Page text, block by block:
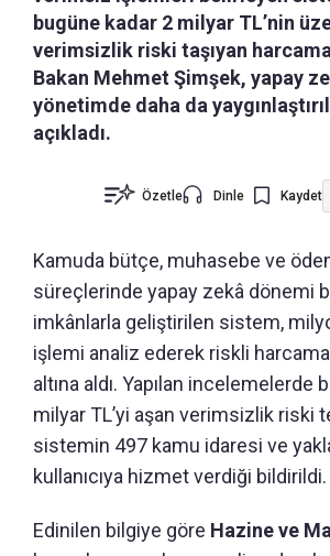
bugüne kadar 2 milyar TL’nin
verimsizlik riski taşıyan
Bakan Mehmet Şimşek, yapay
yönetimde daha da
açıkladı.
Özetle Dinle Kaydet
Kamuda bütçe, muhasebe ve
süreçlerinde yapay zekâ dönemi
imkânlarla geliştirilen sistem,
işlemi analiz ederek riskli
altına aldı. Yapılan incelemelerde
milyar TL’yi aşan verimsizlik riski
sistemin 497 kamu idaresi ve
kullanıcıya hizmet verdiği bildirildi.
Edinilen bilgiye göre Hazine ve